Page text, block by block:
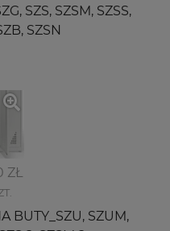
SZS, SZSM, SZSS,
SZSN
ZŁ
BUTY_SZU, SZUM,